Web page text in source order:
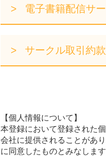
電子書籍配信サ
サークル取引約款
【個人情報について】
本登録において登録された
会社に提供されることがあ
に同意したものとみなしま